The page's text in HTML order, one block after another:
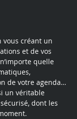
vous créant un
et de vos
quelle
de votre agenda…
un véritable
dont les